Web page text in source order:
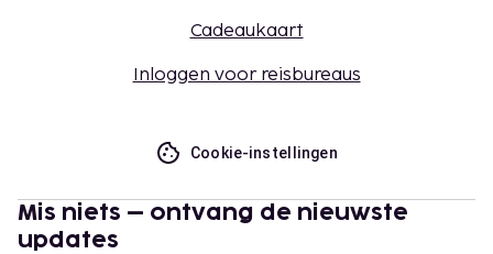
Cadeaukaart
Inloggen voor reisbureaus
Cookie-instellingen
Mis niets – ontvang de nieuwste
updates